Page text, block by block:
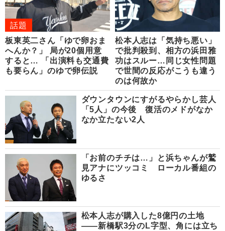
話題
板東英二さん「ゆで卵おま
へんか？」 局が20個用意
すると… 「出演料も交通費
も要らん」のゆで卵伝説
松本人志は「気持ち悪い」
で批判殺到、相方の浜田雅
功はスルー…同じ女性問題
で世間の反応がこうも違う
のは何故か
ダウンタウンにすがるやらかし芸人
「5人」の今後 復活のメドがなか
なか立たない2人
「お前のチチは…」と浜ちゃんが鷲
見アナにツッコミ ローカル番組の
ゆるさ
松本人志が購入した8億円の土地
――新橋駅3分のL字型、角には立ち